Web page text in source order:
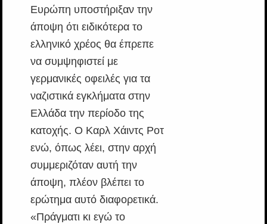
Ευρώπη υποστήριξαν την
άποψη ότι ειδικότερα το
ελληνικό χρέος θα έπρεπε
να συμψηφιστεί με
γερμανικές οφειλές για τα
ναζιστικά εγκλήματα στην
Ελλάδα την περίοδο της
κατοχής. Ο Καρλ Χάιντς Ροτ
ενώ, όπως λέει, στην αρχή
συμμεριζόταν αυτή την
άποψη, πλέον βλέπει το
ερώτημα αυτό διαφορετικά.
«Πράγματι κι εγώ το